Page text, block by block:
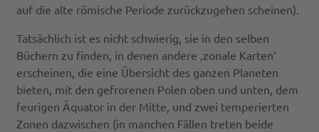
auf die alte römische Periode zurückzugehen scheinen).
Tatsächlich ist es nicht schwierig, sie in den selben
Büchern zu finden, in denen andere ‚zonale Karten‘
erscheinen, die eine Übersicht des ganzen Planeten
bieten, mit den gefrorenen Polen oben und unten, dem
feurigen Äquator in der Mitte, und zwei temperierten
Zonen dazwischen (in manchen Fällen treten beide